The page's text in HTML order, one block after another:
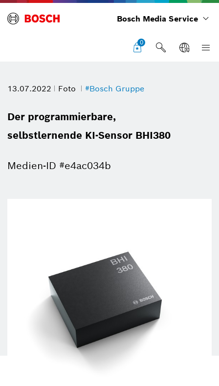
Bosch Media Service
0
13.07.2022 Foto #Bosch Gruppe
Der programmierbare,
selbstlernende KI-Sensor BHI380
Medien-ID #e4ac034b